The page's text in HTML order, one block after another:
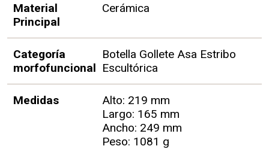
Material
Principal
Cerámica
Categoría
morfofuncional
Botella Gollete Asa Estribo
Escultórica
Medidas
Alto: 219 mm
Largo: 165 mm
Ancho: 249 mm
Peso: 1081 g